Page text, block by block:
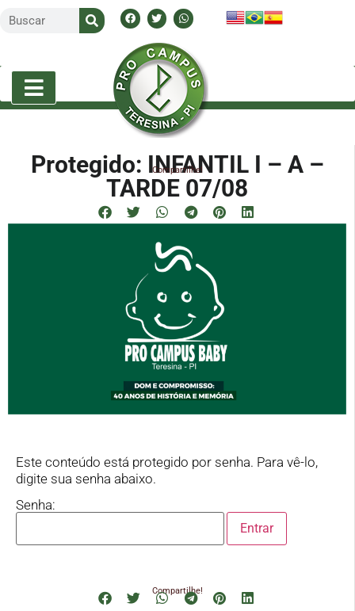
Protegido: INFANTIL I – A –
TARDE 07/08
Compartilhe!
Este conteúdo está protegido por senha. Para vê-lo,
digite sua senha abaixo.
Senha:
Compartilhe!